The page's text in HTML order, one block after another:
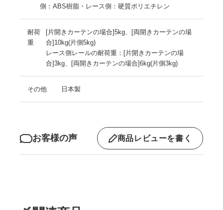
側：ABS樹脂・レース側：硬質ポリエチレン
耐荷
重
[片開きカーテンの場合]5kg、[両開きカーテンの場
合]10kg(片側5kg)
レース側レールの耐荷重：[片開きカーテンの場
合]3kg、[両開きカーテンの場合]6kg(片側3kg)
その他 日本製
お客様の声 商品レビューを書く